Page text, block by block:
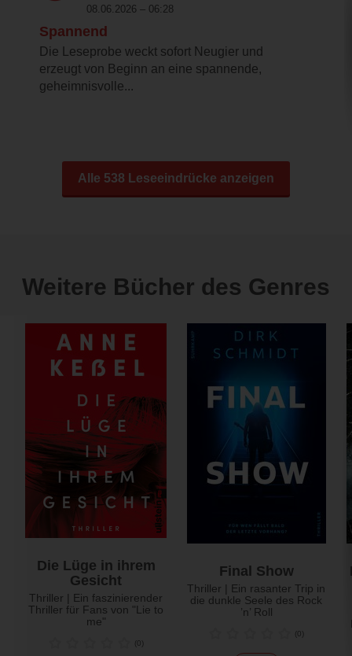
08.06.2026 – 06:28
Spannend
Die Leseprobe weckt sofort Neugier und
erzeugt von Beginn an eine spannende,
geheimnisvolle...
Alle 538 Leseeindrücke anzeigen
Weitere Bücher des Genres
Die Lüge in ihrem
Gesicht
Thriller | Ein faszinierender
Thriller für Fans von "Lie to
me"
(0)
Final Show
Thriller | Ein rasanter Trip in
die dunkle Seele des Rock
’n’ Roll
(0)